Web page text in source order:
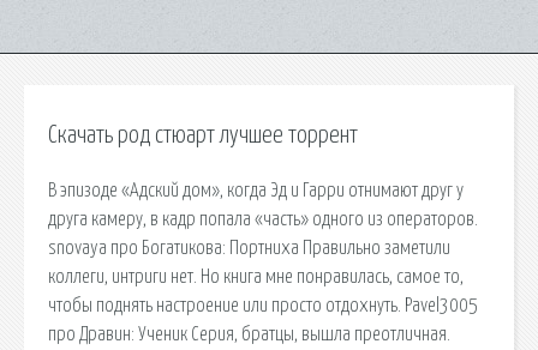
Скачать род стюарт лучшее торрент
В эпизоде «Адский дом», когда Эд и Гарри отнимают друг у
друга камеру, в кадр попала «часть» одного из операторов.
snovaya про Богатикова: Портниха Правильно заметили
коллеги, интриги нет. Но книга мне понравилась, самое то,
чтобы поднять настроение или просто отдохнуть. Pavel3005
про Дравин: Ученик Серия, братцы, вышла преотличная.